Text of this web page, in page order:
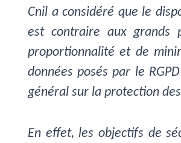
Cnil a considéré que le
est contraire aux grands
proportionnalité et de
données posés par le
général sur la protection
En effet, les objectifs de